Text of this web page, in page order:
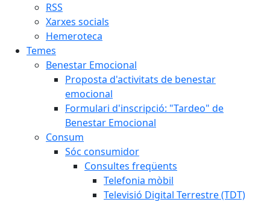
RSS
Xarxes socials
Hemeroteca
Temes
Benestar Emocional
Proposta d'activitats de benestar
emocional
Formulari d'inscripció: "Tardeo" de
Benestar Emocional
Consum
Sóc consumidor
Consultes freqüents
Telefonia mòbil
Televisió Digital Terrestre (TDT)